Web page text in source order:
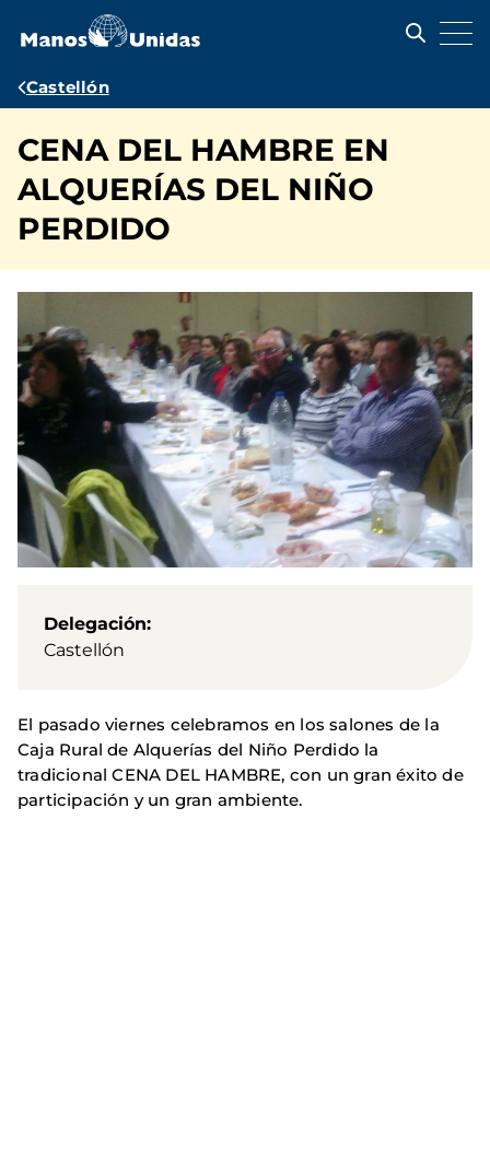
contenido
Ruta
navegación
Castellón
CENA DEL HAMBRE EN
ALQUERÍAS DEL NIÑO
PERDIDO
Delegación
Castellón
El pasado viernes celebramos en los salones de la
Caja Rural de Alquerías del Niño Perdido la
tradicional CENA DEL HAMBRE, con un gran éxito de
participación y un gran ambiente.